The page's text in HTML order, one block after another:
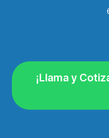
¡Llama y